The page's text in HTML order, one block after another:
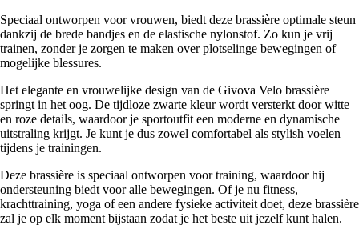
Speciaal ontworpen voor vrouwen, biedt deze brassière optimale steun
dankzij de brede bandjes en de elastische nylonstof. Zo kun je vrij
trainen, zonder je zorgen te maken over plotselinge bewegingen of
mogelijke blessures.
Het elegante en vrouwelijke design van de Givova Velo brassière
springt in het oog. De tijdloze zwarte kleur wordt versterkt door witte
en roze details, waardoor je sportoutfit een moderne en dynamische
uitstraling krijgt. Je kunt je dus zowel comfortabel als stylish voelen
tijdens je trainingen.
Deze brassière is speciaal ontworpen voor training, waardoor hij
ondersteuning biedt voor alle bewegingen. Of je nu fitness,
krachttraining, yoga of een andere fysieke activiteit doet, deze brassière
zal je op elk moment bijstaan zodat je het beste uit jezelf kunt halen.